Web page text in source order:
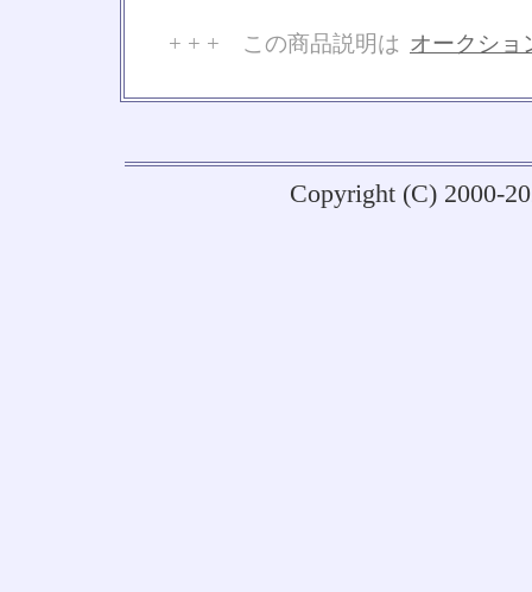
+ + + この商品説明は オークショ
Copyright (C) 2000-